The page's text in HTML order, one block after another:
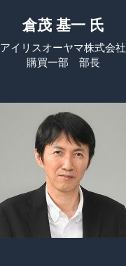
倉茂 基一 氏
アイリスオーヤマ株式会社
購買一部 部長